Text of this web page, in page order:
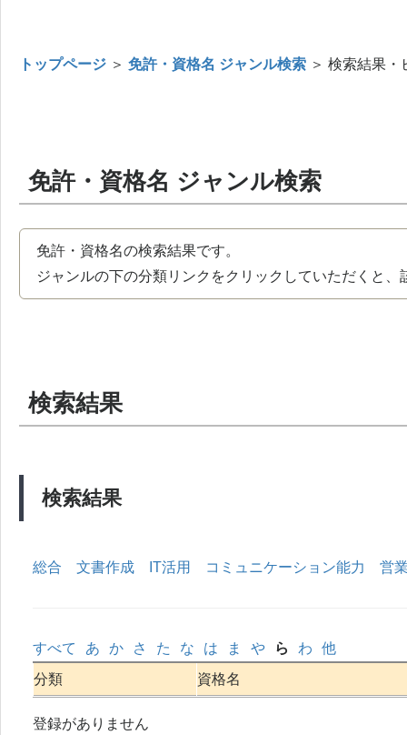
トップページ ＞ 免許・資格名 ジャンル検索 ＞ 検索結果
免許・資格名 ジャンル検索
免許・資格名の検索結果です。
ジャンルの下の分類リンクをクリックしていただくと
検索結果
検索結果
総合 文書作成 IT活用 コミュニケーション能力 営
すべて あ か さ た な は ま や ら わ
他
分類
資格名
登録がありません